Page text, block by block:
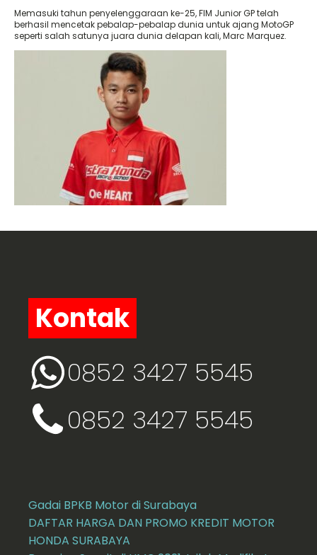
Memasuki tahun penyelenggaraan ke-25, FIM Junior GP telah
berhasil mencetak pebalap-pebalap dunia untuk ajang MotoGP
seperti salah satunya juara dunia delapan kali, Marc Marquez.
Kontak
0852 3427 5545
0852 3427 5545
Gadai BPKB Motor di Surabaya
DAFTAR HARGA DAN PROMO KREDIT MOTOR
HONDA SURABAYA